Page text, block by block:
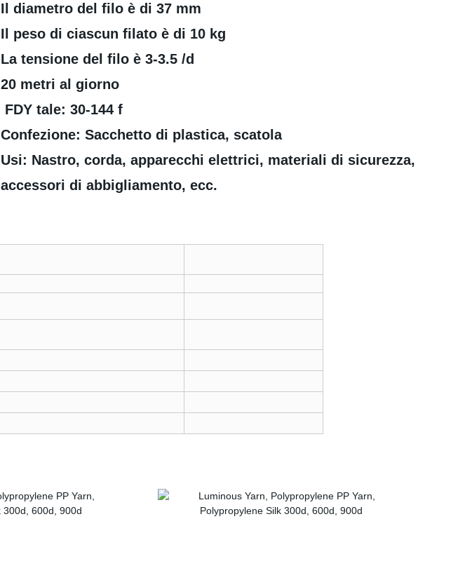
Il diametro del filo è di 37 mm
Il peso di ciascun filato è di 10 kg
La tensione del filo è 3-3.5 /d
20 metri al giorno
FDY tale: 30-144 f
Confezione: Sacchetto di plastica, scatola
Usi: Nastro, corda, apparecchi elettrici, materiali di sicurezza,
accessori di abbigliamento, ecc.